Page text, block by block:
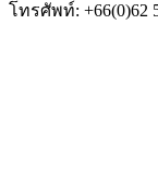
โทรศัพท์: +66(0)62